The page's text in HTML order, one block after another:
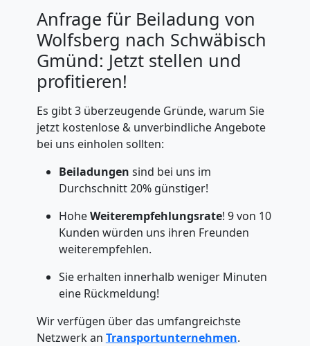
Anfrage für Beiladung von
Wolfsberg nach Schwäbisch
Gmünd: Jetzt stellen und
profitieren!
Es gibt 3 überzeugende Gründe, warum Sie
jetzt kostenlose & unverbindliche Angebote
bei uns einholen sollten:
Beiladungen sind bei uns im
Durchschnitt 20% günstiger!
HoheWeiterempfehlungsrate! 9 von 10
Kunden würden uns ihren Freunden
weiterempfehlen.
Sie erhalten innerhalb weniger Minuten
eine Rückmeldung!
Wir verfügen über das umfangreichste
Netzwerk an Transportunternehmen.